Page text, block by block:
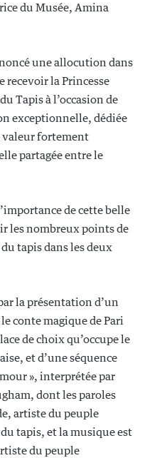
du Musée, Amina
une allocution dans
recevoir la Princesse
Tapis à l’occasion de
exceptionnelle, dédiée
valeur fortement
partagée entre le
de cette belle
les nombreux points de
tapis dans les deux
la présentation d’un
conte magique de Pari
de choix qu’occupe le
et d’une séquence
», interprétée par
dont les paroles
artiste du peuple
tapis, et la musique est
du peuple